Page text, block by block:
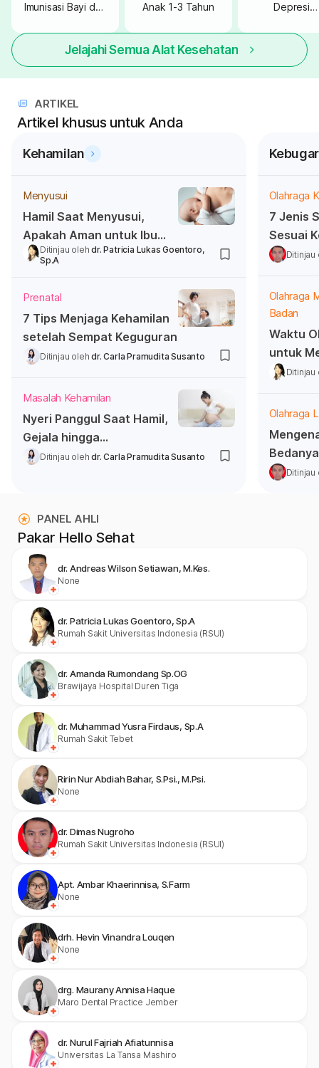
Imunisasi Bayi dan
Anak 1-3 Tahun
Depresi
Jelajahi Semua Alat Kesehatan
ARTIKEL
Artikel khusus untuk Anda
Kehamilan
Menyusui
Hamil Saat Menyusui,
Apakah Aman untuk Ibu
dan Janin?
Ditinjau olehdr. Patricia Lukas Goentoro,
Sp.A
Prenatal
7 Tips Menjaga Kehamilan
setelah Sempat Keguguran
Ditinjau olehdr. Carla Pramudita Susanto
Masalah Kehamilan
Nyeri Panggul Saat Hamil,
Gejala hingga
Penanganannya
Ditinjau olehdr. Carla Pramudita Susanto
Olahraga
7 Jenis
Sesuai
Anda
Olahraga
Badan
Waktu
untuk
Badan
Olahraga
PANEL AHLI
Pakar Hello Sehat
dr. Andreas Wilson Setiawan, M.Kes.
None
dr. Patricia Lukas Goentoro, Sp.A
Rumah Sakit Universitas Indonesia (RSUI)
dr. Amanda Rumondang Sp.OG
Brawijaya Hospital Duren Tiga
dr. Muhammad Yusra Firdaus, Sp.A
Rumah Sakit Tebet
Ririn Nur Abdiah Bahar, S.Psi., M.Psi.
None
dr. Dimas Nugroho
Rumah Sakit Universitas Indonesia (RSUI)
Apt. Ambar Khaerinnisa, S.Farm
None
drh. Hevin Vinandra Louqen
None
drg. Maurany Annisa Haque
Maro Dental Practice Jember
dr. Nurul Fajriah Afiatunnisa
Universitas La Tansa Mashiro